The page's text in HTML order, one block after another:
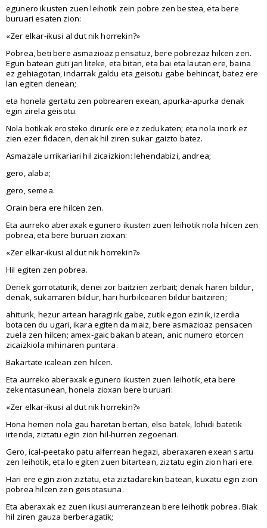
egunero ikusten zuen leihotik zein pobre zen bestea, eta bere
buruari esaten zion:
«Zer elkar-ikusi al dut nik horrekin?»
Pobrea, beti bere asmazioaz pensatuz, bere pobrezaz hilcen zen.
Egun batean guti jan liteke, eta bitan, eta bai eta lautan ere, baina
ez gehiagotan, indarrak galdu eta geisotu gabe behincat, batez ere
lan egiten denean;
eta honela gertatu zen pobrearen exean, apurka-apurka denak
egin zirela geisotu.
Nola botikak erosteko dirurik ere ez zedukaten; eta nola inork ez
zien ezer fidacen, denak hil ziren sukar gaizto batez.
Asmazale urrikariari hil zicaizkion: lehendabizi, andrea;
gero, alaba;
gero, semea.
Orain bera ere hilcen zen.
Eta aurreko aberaxak egunero ikusten zuen leihotik nola hilcen zen
pobrea, eta bere buruari zioxan:
«Zer elkar-ikusi al dut nik horrekin?»
Hil egiten zen pobrea.
Denek gorrotaturik, denei zor baitzien zerbait; denak haren bildur,
denak, sukarraren bildur, hari hurbilcearen bildur baitziren;
ahiturik, hezur artean haragirik gabe, zutik egon ezinik, izerdia
botacen du ugari, ikara egiten da maiz, bere asmazioaz pensacen
zuela zen hilcen; amex-gaic bakan batean, anic numero etorcen
zicaizkiola mihinaren puntara.
Bakartate icalean zen hilcen.
Eta aurreko aberaxak egunero ikusten zuen leihotik, eta bere
zekentasunean, honela zioxan bere buruari:
«Zer elkar-ikusi al dut nik horrekin?»
Hona hemen nola gau haretan bertan, elso batek, lohidi batetik
irtenda, ziztatu egin zion hil-hurren zegoenari.
Gero, ical-peetako patu alferrean hegazi, aberaxaren exean sartu
zen leihotik, eta lo egiten zuen bitartean, ziztatu egin zion hari ere.
Hari ere egin zion ziztatu, eta ziztadarekin batean, kuxatu egin zion
pobrea hilcen zen geisotasuna.
Eta aberaxak ez zuen ikusi aurreranzean bere leihotik pobrea. Biak
hil ziren gauza berberagatik;